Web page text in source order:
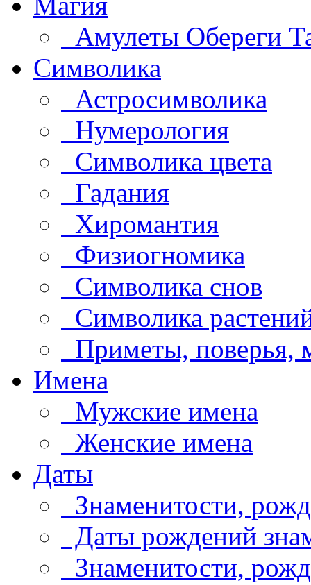
Амулеты Обереги
Символика
Астросимволика
Нумерология
Символика цвета
Гадания
Хиромантия
Физиогномика
Символика снов
Символика
Приметы, поверья,
Имена
Мужские имена
Женские имена
Даты
Знаменитости,
Даты рождений
Знаменитости,